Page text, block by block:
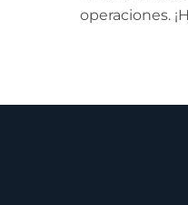
operaciones.